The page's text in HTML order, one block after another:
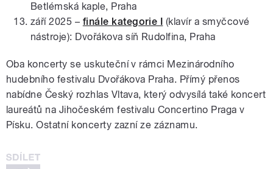
Betlémská kaple, Praha
září 2025 – finále kategorie I (klavír a smyčcové
nástroje): Dvořákova síň Rudolfina, Praha
Oba koncerty se uskuteční v rámci Mezinárodního
hudebního festivalu Dvořákova Praha. Přímý přenos
nabídne Český rozhlas Vltava, který odvysílá také koncert
laureátů na Jihočeském festivalu Concertino Praga v
Písku. Ostatní koncerty zazní ze záznamu.